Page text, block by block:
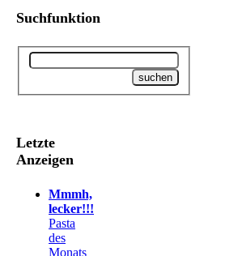
Suchfunktion
Letzte
Anzeigen
Mmmh,
lecker!!!
Pasta
des
Monats